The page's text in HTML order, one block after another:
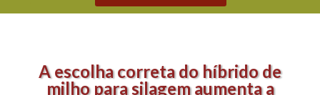
A escolha correta do híbrido de
milho para silagem aumenta a